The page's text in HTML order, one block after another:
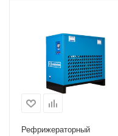
Рефрижераторный